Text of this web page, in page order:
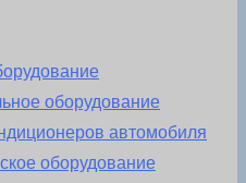
оборудование
автомобиля
оборудование